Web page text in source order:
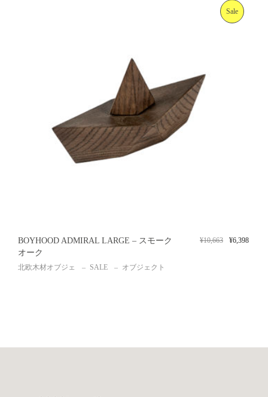
Sale
BOYHOOD ADMIRAL LARGE – スモーク
オーク
北欧木材オブジェ SALE オブジェクト
¥10,663 ¥6,398